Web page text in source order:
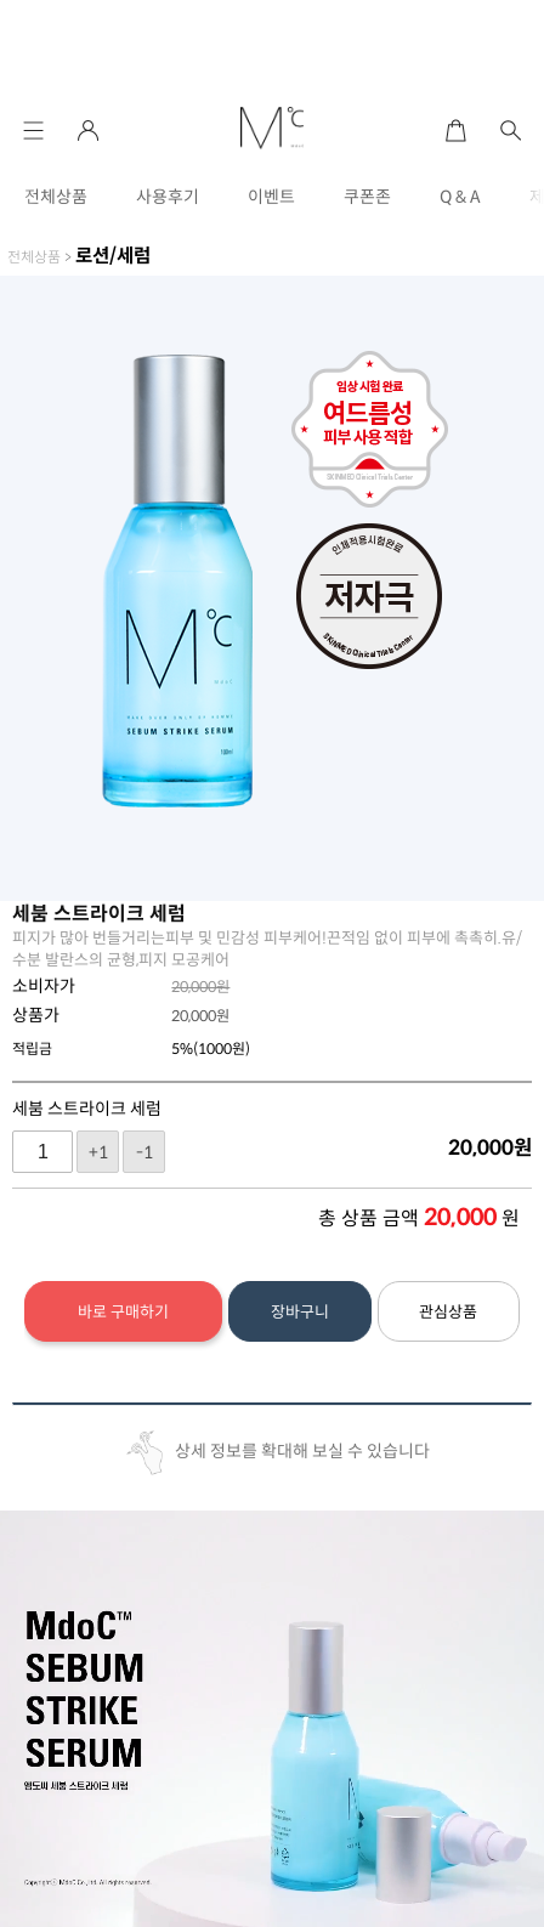
전체상품 사용후기 이벤트 쿠폰존 Q & A
전체상품 > 로션/세럼
세붐 스트라이크 세럼
피지가 많아 번들거리는피부 및 민감성 피부케어!끈적임 없이 피부에 촉촉히.유/
수분 발란스의 균형,피지 모공케어
소비자가 20,000원
상품가 20,000원
적립금
5%(1000원)
세붐 스트라이크 세럼
+1
-1 20,000원
총 상품 금액 20,000원
바로 구매하기 장바구니 관심상품
상세 정보를 확대해 보실 수 있습니다